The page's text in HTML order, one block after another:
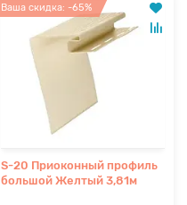
Ваша скидка: -65%
S-20 Приоконный профиль
большой Желтый 3,81м